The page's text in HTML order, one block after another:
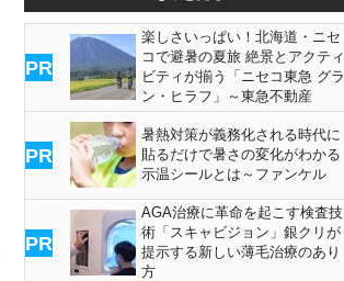
PR
楽しさいっぱい！北海道・ニセ
コで避暑の夏旅 絶景とアクティ
ビティが揃う「ニセコ東急 グラ
ン・ヒラフ」～東急不動産
PR
暑熱対策が義務化される時代に
貼るだけで暑さの変化がわかる
示温シールとは～ファンケル
PR
AGA治療に革命を起こす検査技
術「スキャビジョン」銀クリが
提示する新しい薄毛治療のあり
方